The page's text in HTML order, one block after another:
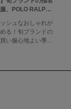
、POLO RALPH
RED CARD「デニ
éclat2026年5月号
シュなおしゃれが
る！旬ブランドの
い服心地よい季節